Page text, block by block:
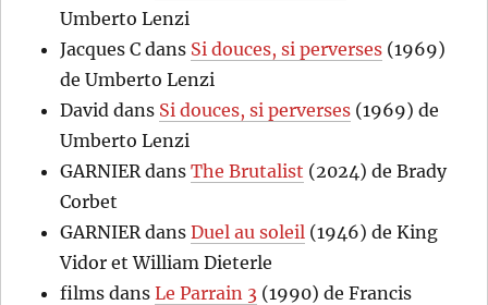
Umberto Lenzi
Jacques C dans Si douces, si perverses (1969)
de Umberto Lenzi
David dans Si douces, si perverses (1969) de
Umberto Lenzi
GARNIER dansThe Brutalist (2024) de Brady
Corbet
GARNIER dansDuel au soleil (1946) de King
Vidor et William Dieterle
films dansLe Parrain 3 (1990) de Francis